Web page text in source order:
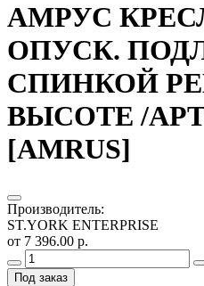
АМРУС
ОПУСК.
СПИНКОЙ
ВЫСОТЕ /
[AMRUS]
Производитель:
ST.YORK ENTERPRISE
от 7 396.00 р.
Под заказ